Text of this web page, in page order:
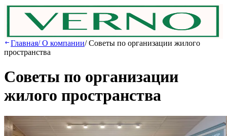
Главная/О компании/Советы по организации жилого
пространства
Советы по организации
жилого пространства